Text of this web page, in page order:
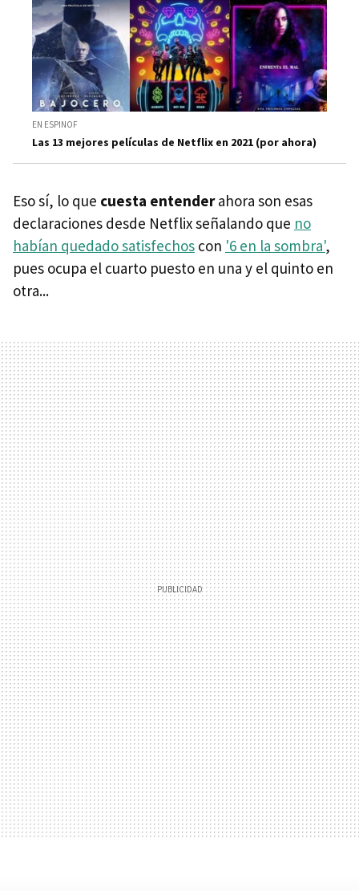
EN ESPINOF
Las 13 mejores películas de Netflix en 2021 (por ahora)
Eso sí, lo que cuesta entenderahora son esas
declaraciones desde Netflix señalando que no
habían quedado satisfechos con '6 en la sombra',
pues ocupa el cuarto puesto en una y el quinto en
otra...